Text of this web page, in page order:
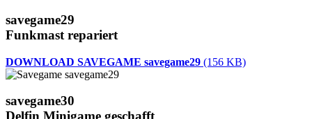
savegame29
Funkmast repariert
DOWNLOAD SAVEGAME savegame29 (156 KB)
savegame30